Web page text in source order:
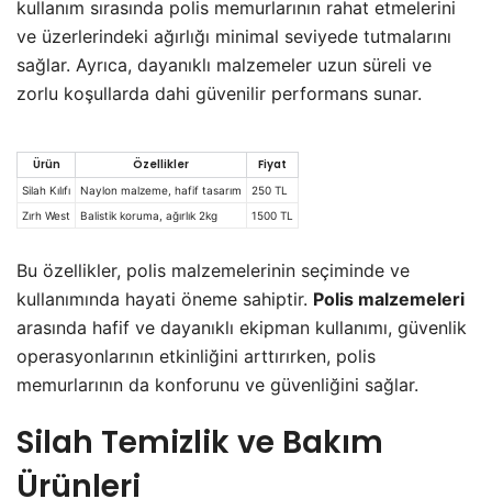
kullanım sırasında polis memurlarının rahat etmelerini
ve üzerlerindeki ağırlığı minimal seviyede tutmalarını
sağlar. Ayrıca, dayanıklı malzemeler uzun süreli ve
zorlu koşullarda dahi güvenilir performans sunar.
Ürün Özellikler Fiyat
Silah Kılıfı Naylon malzeme, hafif tasarım
250 TL
Zırh West
Balistik koruma, ağırlık 2kg 1500 TL
Bu özellikler, polis malzemelerinin seçiminde ve
kullanımında hayati öneme sahiptir. Polis malzemeleri
arasında hafif ve dayanıklı ekipman kullanımı, güvenlik
operasyonlarının etkinliğini arttırırken, polis
memurlarının da konforunu ve güvenliğini sağlar.
Silah Temizlik ve Bakım
Ürünleri